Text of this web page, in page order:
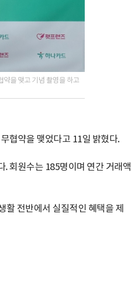
약을 맺고 기념 촬영을 하고
협약을 맺었다고 11일 밝혔다.
회원수는 185명이며 연간 거래액
전반에서 실질적인 혜택을 제